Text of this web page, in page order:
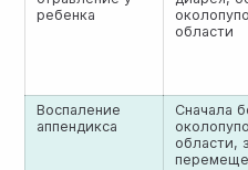
ребенка
области
Воспаление
аппендикса
Сначала
области,